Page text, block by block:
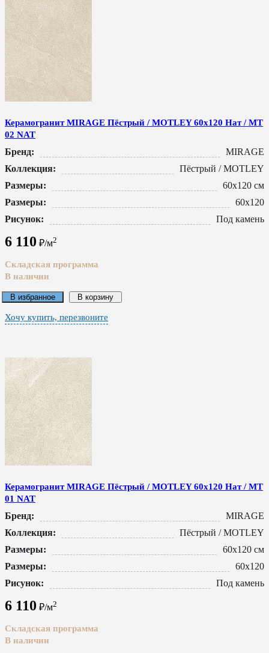
Керамогранит MIRAGE Пёстрый / MOTLEY 60x120 Нат / MT
02 NAT
Бренд:
MIRAGE
Коллекция:
Пёстрый / MOTLEY
Размеры:
60x120 см
Размеры:
60x120
Рисунок:
Под камень
6 110 ₽/м2
Складская программа
В наличии
В избранное В корзину
Хочу купить, перезвоните
Керамогранит MIRAGE Пёстрый / MOTLEY 60x120 Нат / MT
01 NAT
Бренд:
MIRAGE
Коллекция:
Пёстрый / MOTLEY
Размеры:
60x120 см
Размеры:
60x120
Рисунок:
Под камень
6 110 ₽/м2
Складская программа
В наличии